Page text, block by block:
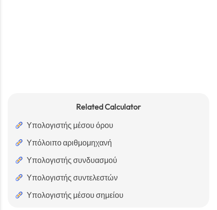
Related Calculator
Υπολογιστής μέσου όρου
Υπόλοιπο αριθμομηχανή
Υπολογιστής συνδυασμού
Υπολογιστής συντελεστών
Υπολογιστής μέσου σημείου